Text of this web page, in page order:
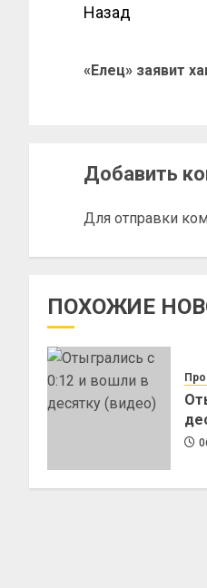
Назад
«Елец» заявит
Добавить
Для отправки
ПОХОЖИЕ